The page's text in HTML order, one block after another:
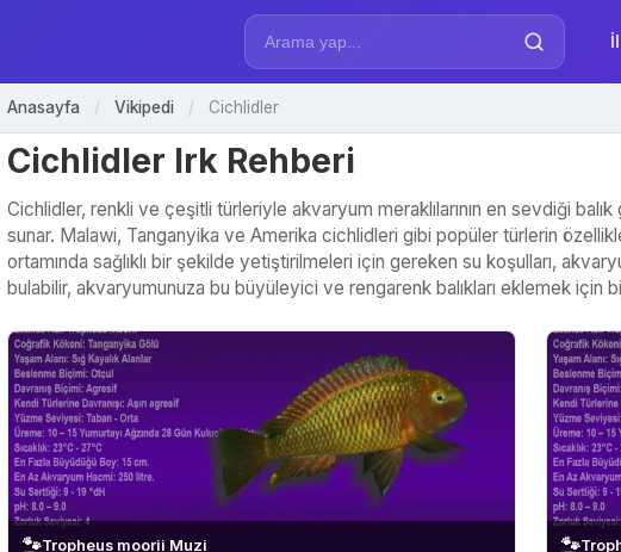
Anasayfa / Vikipedi / Cichlidler
Cichlidler Irk Rehberi
Cichlidler, renkli ve çeşitli türleriyle akvaryum meraklılarının en sevdiği
sunar. Malawi, Tanganyika ve Amerika cichlidleri gibi popüler türlerin
ortamında sağlıklı bir şekilde yetiştirilmeleri için gereken su koşulları,
bulabilir, akvaryumunuza bu büyüleyici ve rengarenk balıkları eklemek için
🐾Tropheus moorii Muzi 🐾